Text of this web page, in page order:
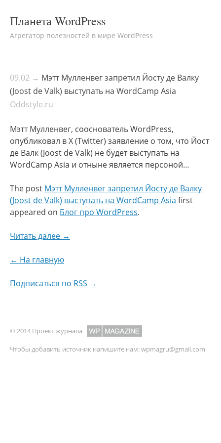
Планета WordPress
Агрегатор полезностей в мире WordPress
09.02 → Мэтт Мулленвег запретил Йосту де Валку
(Joost de Valk) выступать на WordCamp Asia
Oddstyle.ru
Мэтт Мулленвег, сооснователь WordPress,
опубликовал в X (Twitter) заявление о том, что Йост
де Валк (Joost de Valk) не будет выступать на
WordCamp Asia и отныне является персоной…
The post Мэтт Мулленвег запретил Йосту де Валку
(Joost de Valk) выступать на WordCamp Asia first
appeared on Блог про WordPress.
Читать далее →
← На главную
Подписаться по RSS →
© 2014 Проект журнала
Чтобы добавить источник напишите нам:wpmagru@gmail.com